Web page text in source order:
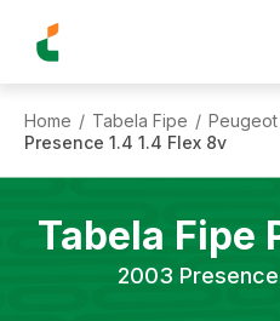
Home / Tabela Fipe / Peugeot
Presence 1.4 1.4 Flex 8v
Tabela Fipe
2003